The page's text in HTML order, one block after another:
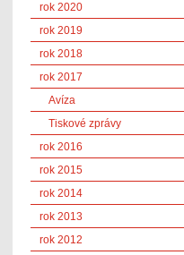
rok 2020
rok 2019
rok 2018
rok 2017
Avíza
Tiskové zprávy
rok 2016
rok 2015
rok 2014
rok 2013
rok 2012